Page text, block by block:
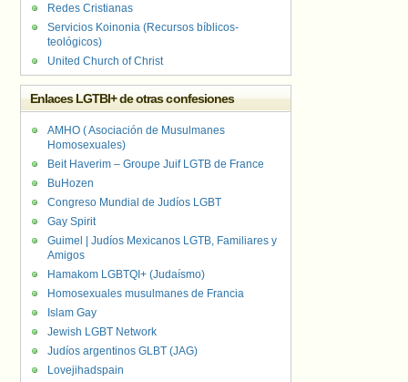
Redes Cristianas
Servicios Koinonia (Recursos bíblicos-
teológicos)
United Church of Christ
Enlaces LGTBI+ de otras confesiones
AMHO ( Asociación de Musulmanes
Homosexuales)
Beit Haverim – Groupe Juif LGTB de France
BuHozen
Congreso Mundial de Judíos LGBT
Gay Spirit
Guimel | Judíos Mexicanos LGTB, Familiares y
Amigos
Hamakom LGBTQI+ (Judaísmo)
Homosexuales musulmanes de Francia
Islam Gay
Jewish LGBT Network
Judíos argentinos GLBT (JAG)
Lovejihadspain